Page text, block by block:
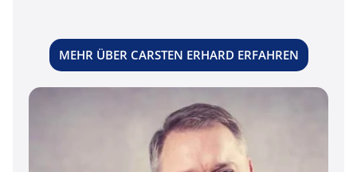
MEHR ÜBER CARSTEN ERHARD ERFAHREN